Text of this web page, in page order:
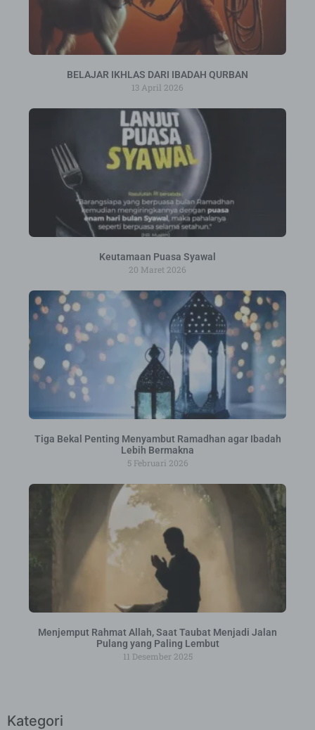
BELAJAR IKHLAS DARI IBADAH QURBAN
13 April 2026
Keutamaan Puasa Syawal
20 Maret 2026
Tiga Bekal Penting Menyambut Ramadhan agar Ibadah
Lebih Bermakna
5 Februari 2026
Menjemput Rahmat Allah, Saat Taubat Menjadi Jalan
Pulang yang Paling Lembut
11 Desember 2025
Kategori